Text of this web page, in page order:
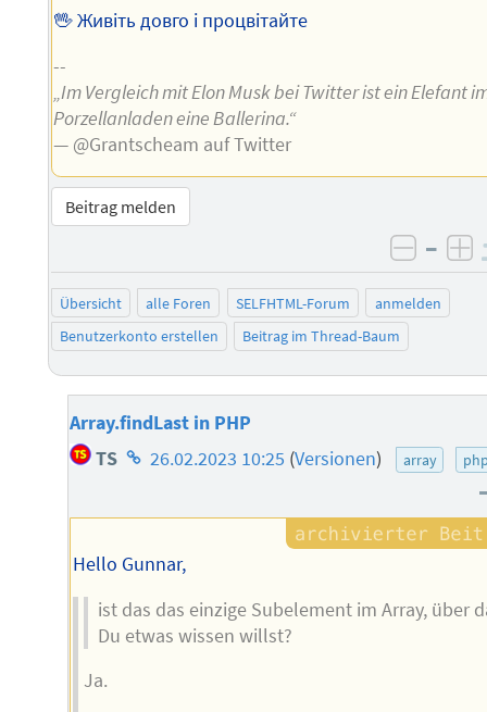
🖖 Живіть довго і процвітайте
--
„Im Vergleich mit Elon Musk bei Twitter ist ein Elefant
Porzellanladen eine Ballerina.“
— @Grantscheam auf Twitter
Beitrag melden
–
Übersicht alle Foren SELFHTML-Forum
anmelden
Benutzerkonto erstellen
Beitrag im Thread-Baum
Array.findLast in PHP
TS Homepage
Autors
26.02.2023 10:25 (Versionen) array
Hello Gunnar,
ist das das einzige Subelement im Array, über
Du etwas wissen willst?
Ja.